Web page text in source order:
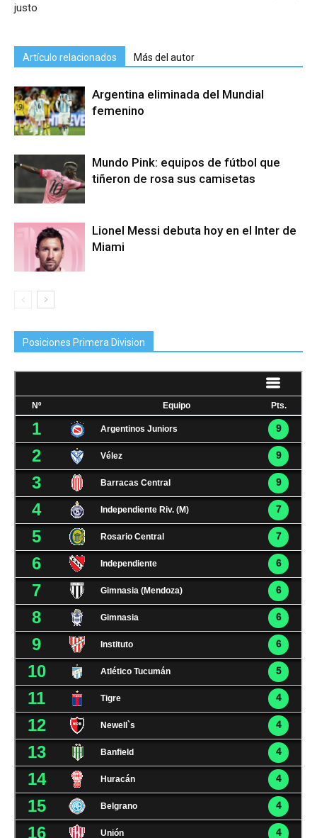
justo
Artículo relacionados Más del autor
Argentina eliminada del Mundial
femenino
Mundo Pink: equipos de fútbol que
tiñeron de rosa sus camisetas
Lionel Messi debuta hoy en el Inter de
Miami
Posiciones Primera Division